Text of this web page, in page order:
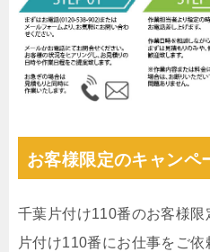
お客様限定のキャンペ
千葉片付け110番のお客様
片付け110番にお仕事をご依